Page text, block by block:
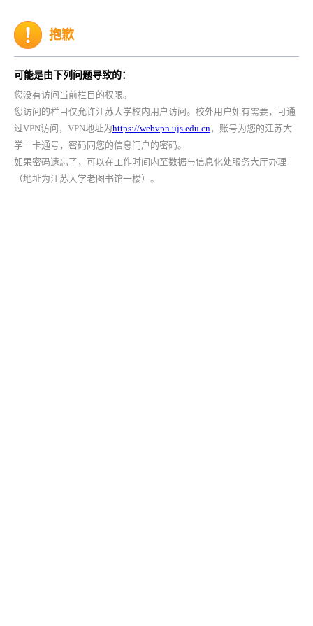
抱歉
可能是由下列问题导致的：
您没有访问当前栏目的权限。
您访问的栏目仅允许江苏大学校内用户访问。校外用户如有需要，可通
过VPN访问，VPN地址为https://webvpn.ujs.edu.cn，账号为您的江苏大
学一卡通号，密码同您的信息门户的密码。
如果密码遗忘了，可以在工作时间内至数据与信息化处服务大厅办理
（地址为江苏大学老图书馆一楼）。